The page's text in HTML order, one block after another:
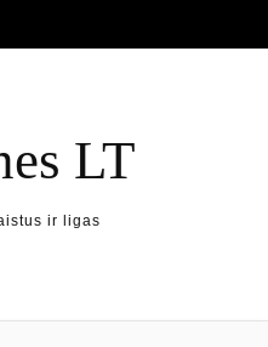
LT
ir ligas